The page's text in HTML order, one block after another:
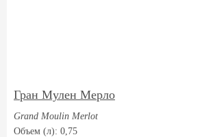
Гран Мулен Мерло
Grand Moulin Merlot
Объем (л): 0,75